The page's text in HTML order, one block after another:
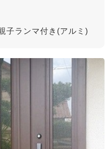
子ランマ付き(アルミ)